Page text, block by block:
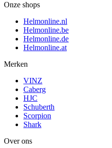
Onze shops
Helmonline.nl
Helmonline.be
Helmonline.de
Helmonline.at
Merken
VINZ
Caberg
HJC
Schuberth
Scorpion
Shark
Over ons